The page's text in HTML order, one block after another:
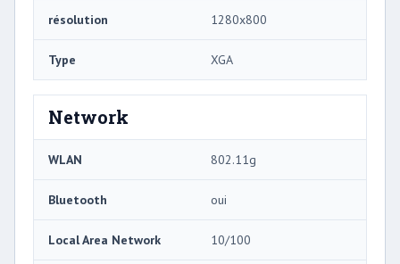
résolution 1280x800
Type XGA
Network
WLAN 802.11g
Bluetooth oui
Local Area Network 10/100